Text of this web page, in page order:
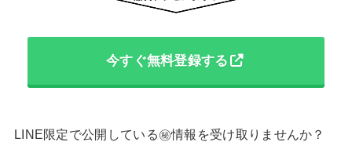
今すぐ無料登録する
LINE限定で公開している㊙︎情報を受け取りませんか？